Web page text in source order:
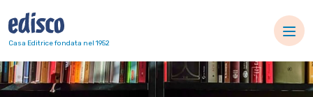
Navigazione principale
Casa Editrice fondata nel 1952